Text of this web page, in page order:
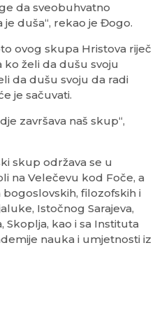
da sveobuhvatno
duša“, rekao je Đogo.
ovog skupa Hristova riječ
ko želi da dušu svoju
da dušu svoju da radi
je sačuvati.
završava naš skup“,
skup održava se u
na Velečevu kod Foče, a
filozofskih i
Istočnog Sarajeva,
Skoplja, kao i sa Instituta
nauka i umjetnosti iz